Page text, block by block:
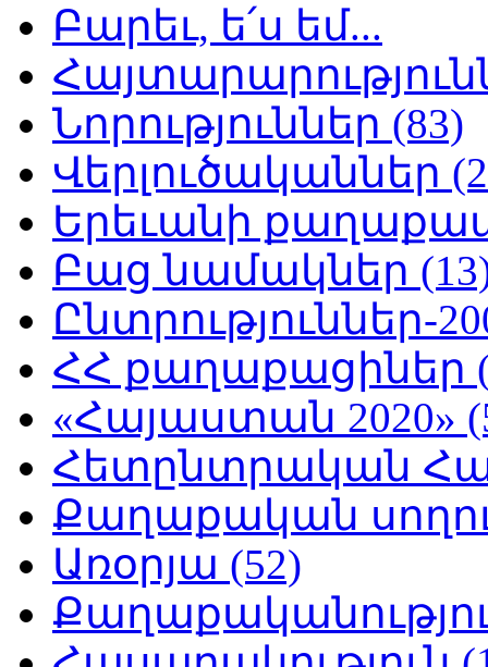
Բարեւ, ե՛ս եմ...
Նորություններ (83)
Վերլուծականներ
Երեւանի
Բաց նամակներ
Ընտրություններ-
ՀՀ քաղաքացիներ
«Հայաստան 2020»
Հետընտրական
Քաղաքական
Առօրյա (52)